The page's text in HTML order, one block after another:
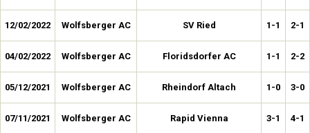
12/02/2022 Wolfsberger AC SV Ried 1-1 2-1
04/02/2022 Wolfsberger AC Floridsdorfer AC 1-1 2-2
05/12/2021 Wolfsberger AC Rheindorf Altach 1-0 3-0
07/11/2021 Wolfsberger AC Rapid Vienna 3-1 4-1